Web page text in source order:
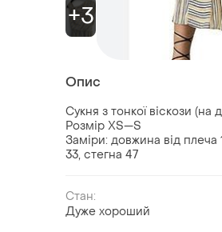
+3
Опис
Сукня з тонкої віскози (на
Розмір XS—S
Заміри: довжина від плеча
33, стегна 47
Стан:
Дуже хороший